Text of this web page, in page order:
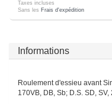
Taxes incluses
Sans les Frais d'expédition
Informations
Roulement d'essieu avant
170VB, DB, Sb; D.S. SD, SV,